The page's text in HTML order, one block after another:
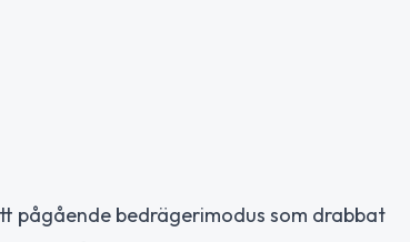
pågående bedrägerimodus som drabbat